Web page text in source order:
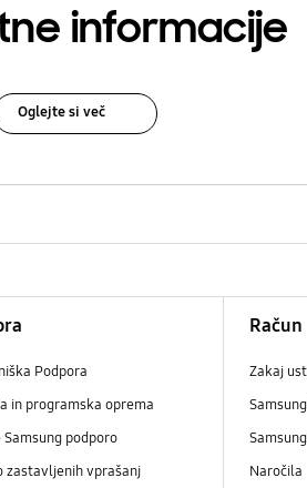
informacije
Oglejte si več
Podpora
in programska oprema
Samsung podporo
zastavljenih vprašanj
Račun
Zakaj
Naročila